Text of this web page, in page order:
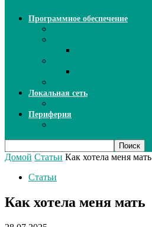
Программное обеспечение
Локальная сеть
Периферия
Домой Статьи Как хотела меня мать
Статьи
Как хотела меня мать